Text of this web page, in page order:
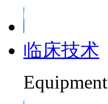
临床技术
Equipment